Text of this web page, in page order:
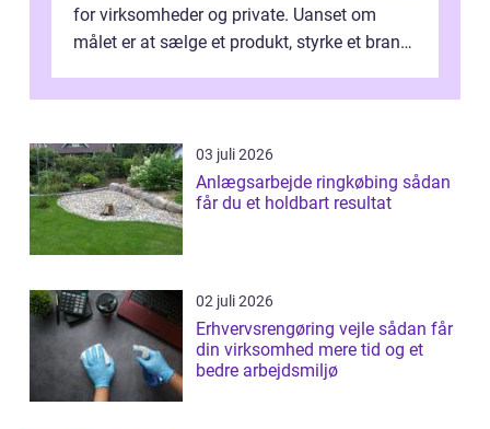
for virksomheder og private. Uanset om
målet er at sælge et produkt, styrke et brand,
03 juli 2026
Anlægsarbejde ringkøbing sådan
får du et holdbart resultat
02 juli 2026
Erhvervsrengøring vejle sådan får
din virksomhed mere tid og et
bedre arbejdsmiljø